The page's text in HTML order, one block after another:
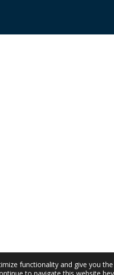
functionality and give you